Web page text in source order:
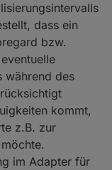
dass ein
bzw.
während des
kommt,
z.B. zur
im Adapter für